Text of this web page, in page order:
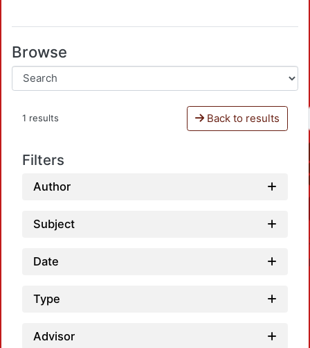
Browse
1 results Back to results
Filters
Author
Subject
Date
Type
Advisor